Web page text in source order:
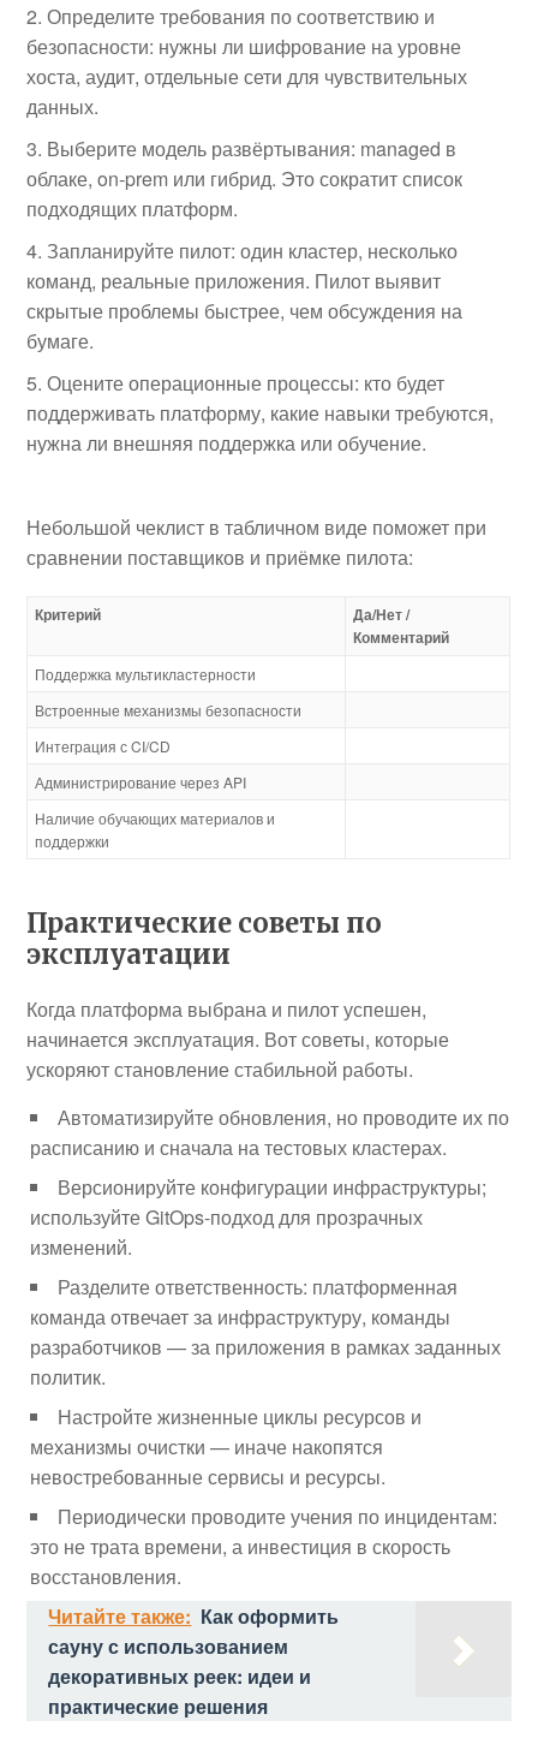
Определите требования по соответствию и
безопасности: нужны ли шифрование на уровне
хоста, аудит, отдельные сети для чувствительных
данных.
Выберите модель развёртывания: managed в
облаке, on‑prem или гибрид. Это сократит список
подходящих платформ.
Запланируйте пилот: один кластер, несколько
команд, реальные приложения. Пилот выявит
скрытые проблемы быстрее, чем обсуждения на
бумаге.
Оцените операционные процессы: кто будет
поддерживать платформу, какие навыки требуются,
нужна ли внешняя поддержка или обучение.
Небольшой чеклист в табличном виде поможет при
сравнении поставщиков и приёмке пилота:
Критерий
Да/Нет /
Комментарий
Поддержка мультикластерности
Встроенные механизмы безопасности
Интеграция с CI/CD
Администрирование через API
Наличие обучающих материалов и
поддержки
Практические советы по
эксплуатации
Когда платформа выбрана и пилот успешен,
начинается эксплуатация. Вот советы, которые
ускоряют становление стабильной работы.
Автоматизируйте обновления, но проводите их по
расписанию и сначала на тестовых кластерах.
Версионируйте конфигурации инфраструктуры;
используйте GitOps-подход для прозрачных
изменений.
Разделите ответственность: платформенная
команда отвечает за инфраструктуру, команды
разработчиков — за приложения в рамках заданных
политик.
Настройте жизненные циклы ресурсов и
механизмы очистки — иначе накопятся
невостребованные сервисы и ресурсы.
Периодически проводите учения по инцидентам:
это не трата времени, а инвестиция в скорость
восстановления.
Читайте также: Как оформить
сауну с использованием
декоративных реек: идеи и
практические решения